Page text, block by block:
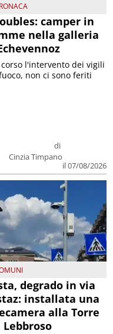
camper in
nella galleria
di
Cinzia Timpano
il 07/08/2026
corso l'intervento dei vigili
non ci sono feriti
degrado in via
installata una
alla Torre
Lebbroso